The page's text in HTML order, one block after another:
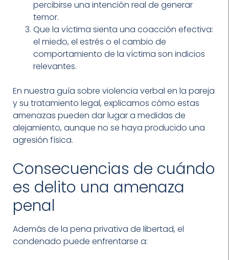
percibirse una intención real de generar
temor.
Que la víctima sienta una coacción efectiva:
el miedo, el estrés o el cambio de
comportamiento de la víctima son indicios
relevantes.
En nuestra guía sobre violencia verbal en la pareja
y su tratamiento legal, explicamos cómo estas
amenazas pueden dar lugar a medidas de
alejamiento, aunque no se haya producido una
agresión física.
Consecuencias de cuándo
es delito una amenaza
penal
Además de la pena privativa de libertad, el
condenado puede enfrentarse a: